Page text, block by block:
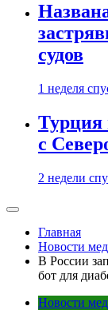
судов
1 неделя
Турция
с
2 недели
Главная
Новости
В России
бот для
Новости